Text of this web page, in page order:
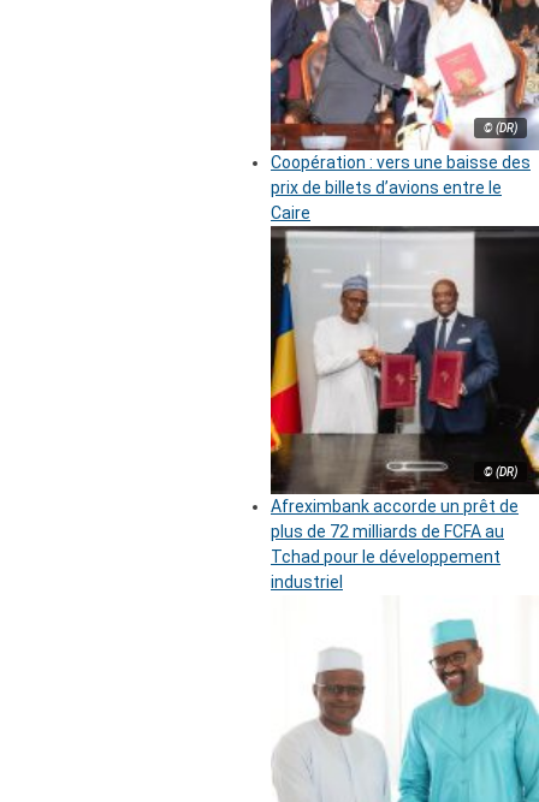
© (DR)
Coopération : vers une baisse des
prix de billets d’avions entre le
Caire
© (DR)
Afreximbank accorde un prêt de
plus de 72 milliards de FCFA au
Tchad pour le développement
industriel